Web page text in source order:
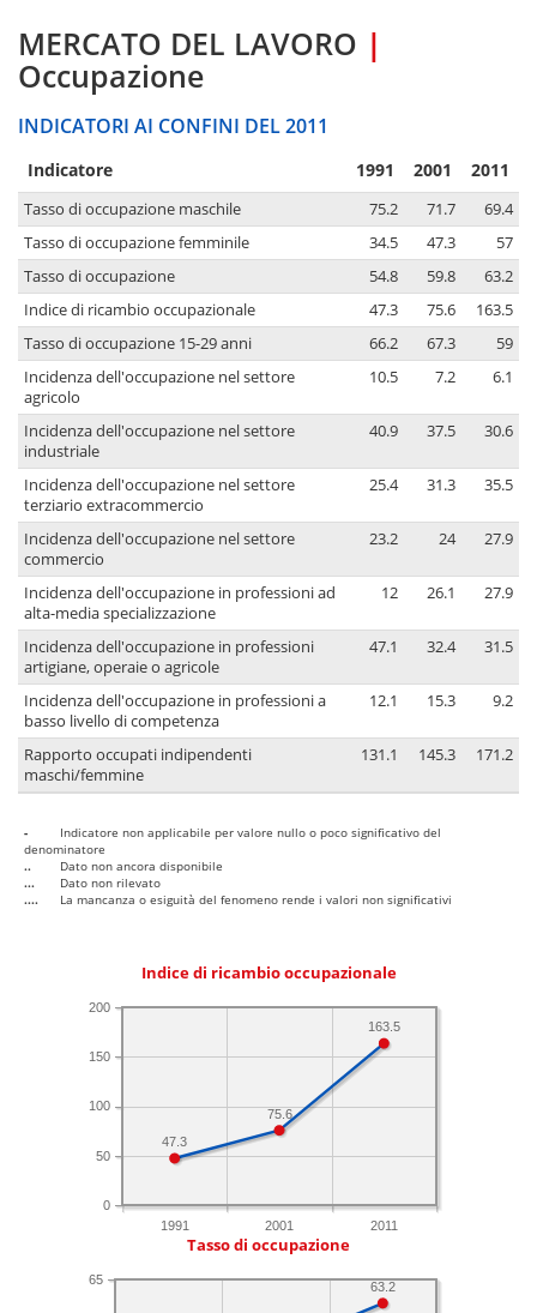
MERCATO DEL LAVORO |
Occupazione
INDICATORI AI CONFINI DEL 2011
Indicatore 1991 2001 2011
Tasso di occupazione maschile 75.2 71.7
69.4
Tasso di occupazione femminile
34.5 47.3
57
Tasso di occupazione
54.8 59.8
63.2
Indice di ricambio occupazionale
47.3 75.6
163.5
Tasso di occupazione 15-29 anni
66.2 67.3
59
Incidenza dell'occupazione nel settore
agricolo
10.5 7.2 6.1
Incidenza dell'occupazione nel settore
industriale
40.9 37.5 30.6
Incidenza dell'occupazione nel settore
terziario extracommercio
25.4 31.3 35.5
Incidenza dell'occupazione nel settore
commercio
23.2 24 27.9
Incidenza dell'occupazione in professioni ad
alta-media specializzazione
12 26.1 27.9
Incidenza dell'occupazione in professioni
artigiane, operaie o agricole
47.1 32.4 31.5
Incidenza dell'occupazione in professioni a
basso livello di competenza
12.1 15.3 9.2
Rapporto occupati indipendenti
maschi/femmine
131.1 145.3 171.2
-
Indicatore non applicabile per valore nullo o poco significativo del
denominatore
..
Dato non ancora disponibile
...
Dato non rilevato
....
La mancanza o esiguità del fenomeno rende i valori non significativi
Indice di ricambio occupazionale
1991 2001 2011
0
50
100
150
200
163.5
75.6
47.3
Tasso di occupazione
65
63.2